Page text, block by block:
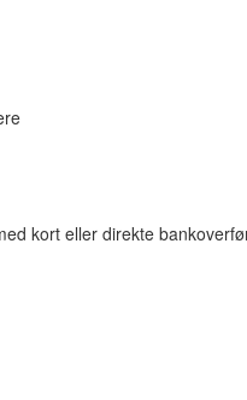
kort eller direkte